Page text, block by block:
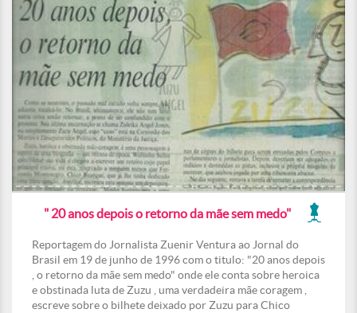
" 20 anos depois o retorno da mãe sem medo"
Reportagem do Jornalista Zuenir Ventura ao Jornal do
Brasil em 19 de junho de 1996 com o titulo: "20 anos depois
, o retorno da mãe sem medo" onde ele conta sobre heroica
e obstinada luta de Zuzu , uma verdadeira mãe coragem ,
escreve sobre o bilhete deixado por Zuzu para Chico